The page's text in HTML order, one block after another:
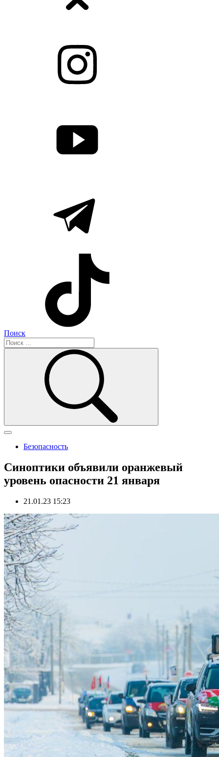
Поиск
Безопасность
Синоптики объявили оранжевый
уровень опасности 21 января
21.01.23 15:23